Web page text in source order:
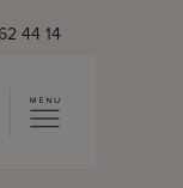
44 14